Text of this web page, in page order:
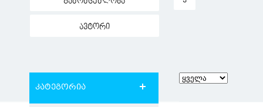
ავტორი
კატეგორია